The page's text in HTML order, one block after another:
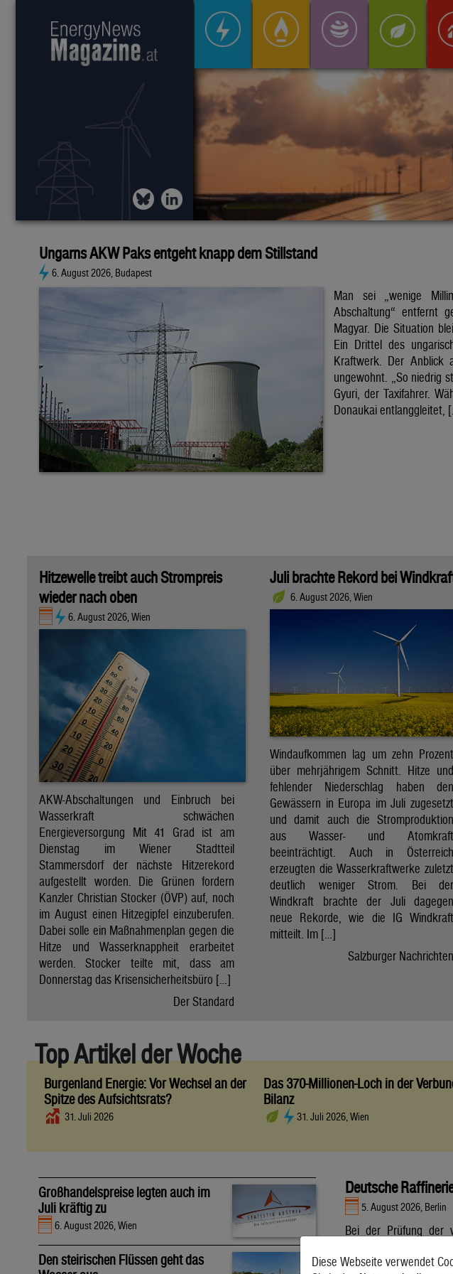
Ungarns AKW Paks entgeht knapp dem Stillstand
6. August 2026, Budapest
Man sei „wenige
Abschaltung“ entfernt
Magyar. Die Situation
Ein Drittel des
Kraftwerk. Der Anblick
ungewohnt. „So niedrig
Gyuri, der Taxifahrer.
Donaukai entlanggleitet,
Hitzewelle treibt auch Strompreis
wieder nach oben
6. August 2026, Wien
AKW-Abschaltungen und Einbruch bei
Wasserkraft schwächen
Energieversorgung Mit 41 Grad ist am
Dienstag im Wiener Stadtteil
Stammersdorf der nächste Hitzerekord
aufgestellt worden. Die Grünen fordern
Kanzler Christian Stocker (ÖVP) auf, noch
im August einen Hitzegipfel einzuberufen.
Dabei solle ein Maßnahmenplan gegen die
Hitze und Wasserknappheit erarbeitet
werden. Stocker teilte mit, dass am
Donnerstag das Krisensicherheitsbüro […]
Der Standard
Juli brachte Rekord bei
6. August 2026, Wien
Windaufkommen lag um zehn Prozent
über mehrjährigem Schnitt. Hitze und
fehlender Niederschlag haben den
Gewässern in Europa im Juli zugesetzt
und damit auch die Stromproduktion
aus Wasser- und Atomkraft
beeinträchtigt. Auch in Österreich
erzeugten die Wasserkraftwerke zuletzt
deutlich weniger Strom. Bei der
Windkraft brachte der Juli dagegen
neue Rekorde, wie die IG Windkraft
mitteilt. Im […]
Salzburger Nachrichten
Top Artikel der Woche
Burgenland Energie: Vor Wechsel an der
Spitze des Aufsichtsrats?
31. Juli 2026
Das 370-Millionen-Loch in der
Bilanz
31. Juli 2026, Wien
Großhandelspreise legten auch im
Juli kräftig zu
6. August 2026, Wien
Den steirischen Flüssen geht das
Deutsche
5. August 2026, Berlin
Bei der Prüfung der
der
Diese Webseite verwendet